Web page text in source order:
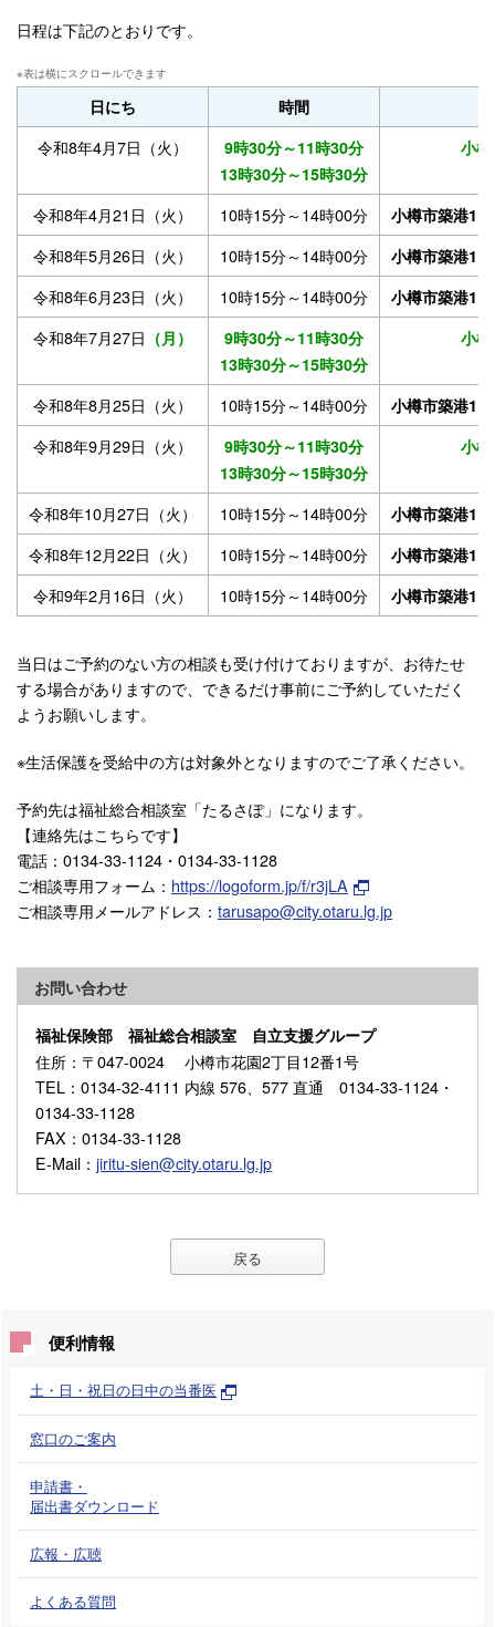
日程は下記のとおりです。
日にち 時間
令和8年4月7日（火）
9時30分～11時30分
13時30分～15時30分
小
令和8年4月21日（火） 10時15分～14時00分 小樽市築港
令和8年5月26日（火） 10時15分～14時00分 小樽市築港
令和8年6月23日（火） 10時15分～14時00分 小樽市築港
令和8年7月27日 （月）
9時30分～11時30分
13時30分～15時30分
小
令和8年8月25日（火） 10時15分～14時00分 小樽市築港
令和8年9月29日 （火）
9時30分～11時30分
13時30分～15時30分
小
令和8年10月27日（火） 10時15分～14時00分 小樽市築港
令和8年12月22日（火） 10時15分～14時00分 小樽市築港
令和9年2月16日（火） 10時15分～14時00分 小樽市築港
当日はご予約のない方の相談も受け付けておりますが、お待たせ
する場合がありますので、できるだけ事前にご予約していただく
ようお願いします。
※生活保護を受給中の方は対象外となりますのでご了承ください。
予約先は福祉総合相談室「たるさぽ」になります。
【連絡先はこちらです】
電話：0134-33-1124・0134-33-1128
ご相談専用フォーム： https://logoform.jp/f/r3jLA
ご相談専用メールアドレス： tarusapo@city.otaru.lg.jp
お問い合わせ
福祉保険部 福祉総合相談室 自立支援グループ
住所 ：〒047-0024 小樽市花園2丁目12番1号
TEL ：0134-32-4111 内線 576、577 直通 0134-33-1124・
0134-33-1128
FAX ：0134-33-1128
E-Mail ： jiritu-sien@city.otaru.lg.jp
戻る
便利情報
土・日・祝日の日中の当番医
窓口のご案内
申請書・
届出書ダウンロード
広報・広聴
よくある質問